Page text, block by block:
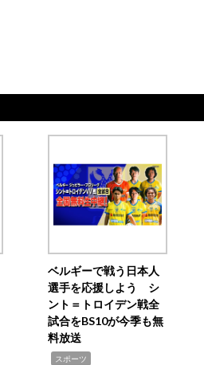
ベルギーで戦う日本人
選手を応援しよう シ
ント＝トロイデン戦全
試合をBS10が今季も無
料放送
スポーツ